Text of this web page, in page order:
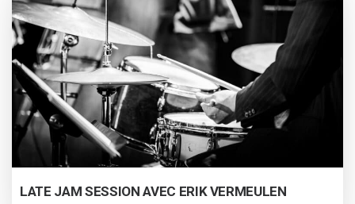
LATE JAM SESSION AVEC ERIK VERMEULEN